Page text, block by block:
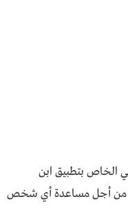
الخاص بتطبيق ابن
من أجل مساعدة أي شخص